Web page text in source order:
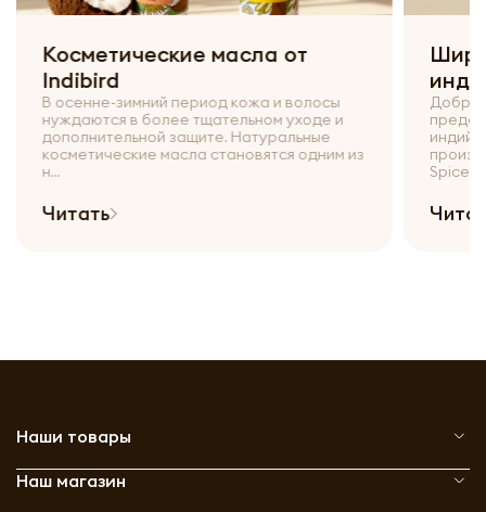
Косметические масла от
Indibird
В осенне-зимний период кожа и волосы
нуждаются в более тщательном уходе и
дополнительной защите. Натуральные
косметические масла становятся одним из
н...
Читать
Spices
Наши товары
Наш магазин